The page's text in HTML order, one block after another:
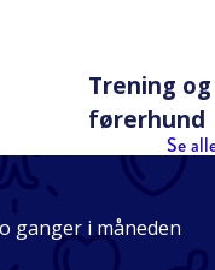
Trening
førerhund
Se
ganger i måneden